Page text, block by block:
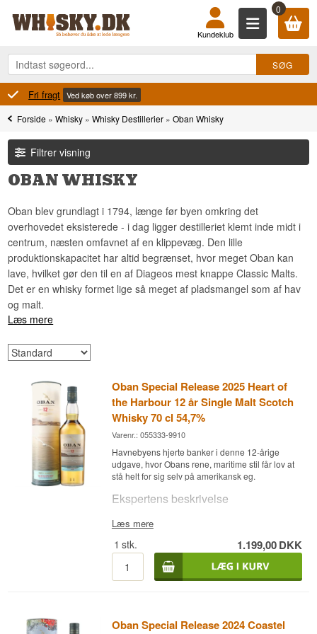
0
Kundeklub
Ved køb over 899 kr.
Forside »Whisky »Whisky Destillerier »Oban Whisky
Filtrer visning
OBAN WHISKY
Oban blev grundlagt i 1794, længe før byen omkring det
overhovedet eksisterede - i dag ligger destilleriet klemt inde midt i
centrum, næsten omfavnet af en klippevæg. Den lille
produktionskapacitet har altid begrænset, hvor meget Oban kan
lave, hvilket gør den til en af Diageos mest knappe Classic Malts.
Det er en whisky formet lige så meget af pladsmangel som af hav
og malt.
Læs mere
Oban Special Release 2025 Heart of
the Harbour 12 år Single Malt Scotch
Whisky 70 cl 54,7%
Varenr.: 055333-9910
Havnebyens hjerte banker i denne 12-årige
udgave, hvor Obans rene, maritime stil får lov at
stå helt for sig selv på amerikansk eg.
Ekspertens beskrivelse
Oban Special Release 2025 Heart of the Harbour
en Single Malt Scotch Whisky lagret på ex-
bourbonfade af amerikansk eg og aftappet ved
54,7 %.
af Diageos eftertragtede Special Releases-serie.
Læs mere
1 stk. 1.199,00DKK
Oban Special Release 2024 Coastel